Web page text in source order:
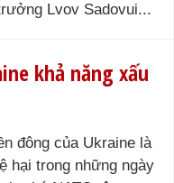
Lvov Sadovui...
khả năng xấu
đông của Ukraine là
hại trong những ngày